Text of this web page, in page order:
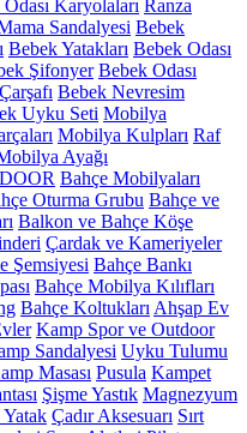
Karyolaları Ranza
Sandalyesi Bebek
Bebek Yatakları Bebek Odası
Şifonyer Bebek Odası
Bebek Nevresim
Uyku Seti Mobilya
Mobilya Kulpları Raf
Ayağı
Bahçe Mobilyaları
Oturma Grubu Bahçe ve
Balkon ve Bahçe Köşe
Çardak ve Kameriyeler
Şemsiyesi Bahçe Bankı
Bahçe Mobilya Kılıfları
Bahçe Koltukları Ahşap Ev
Kamp Spor ve Outdoor
Sandalyesi Uyku Tulumu
Masası Pusula Kampet
Şişme Yastık Magnezyum
Yatak Çadır Aksesuarı Sırt